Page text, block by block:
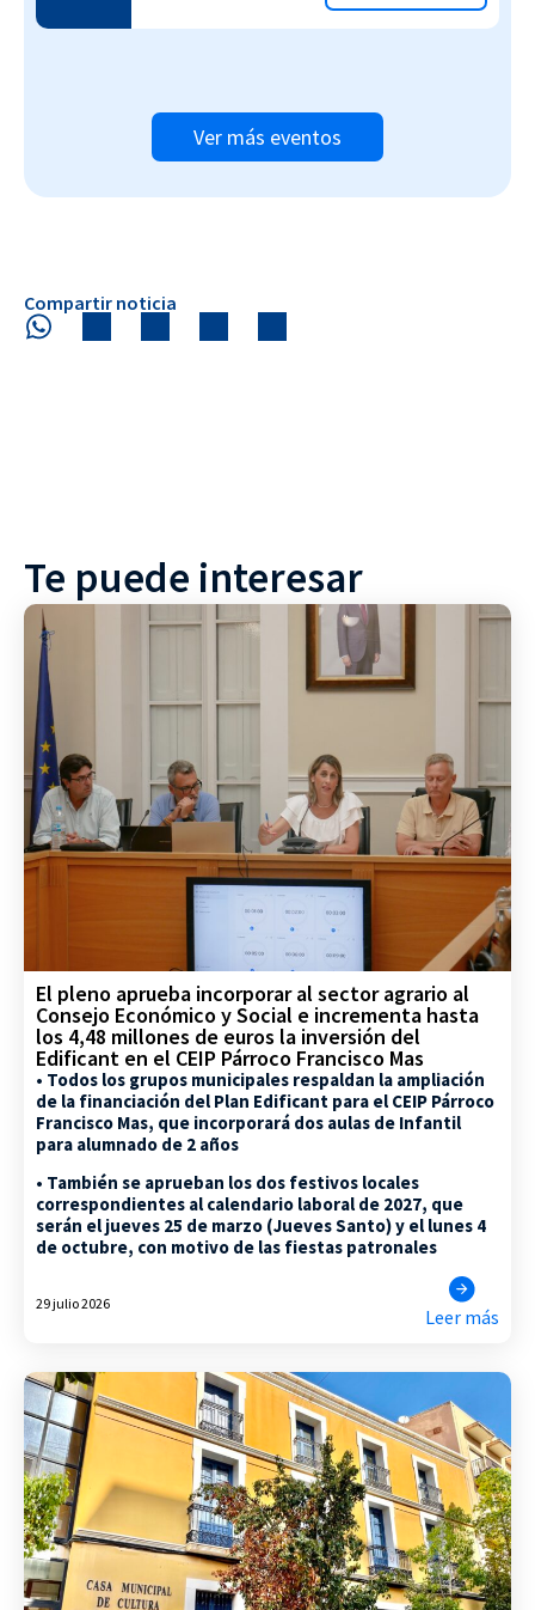
Ver más eventos
Compartir noticia
Te puede interesar
El pleno aprueba incorporar al sector agrario al
Consejo Económico y Social e incrementa hasta
los 4,48 millones de euros la inversión del
Edificant en el CEIP Párroco Francisco Mas
• Todos los grupos municipales respaldan la ampliación
de la financiación del Plan Edificant para el CEIP Párroco
Francisco Mas, que incorporará dos aulas de Infantil
para alumnado de 2 años
• También se aprueban los dos festivos locales
correspondientes al calendario laboral de 2027, que
serán el jueves 25 de marzo (Jueves Santo) y el lunes 4
de octubre, con motivo de las fiestas patronales
29 julio 2026
Leer más